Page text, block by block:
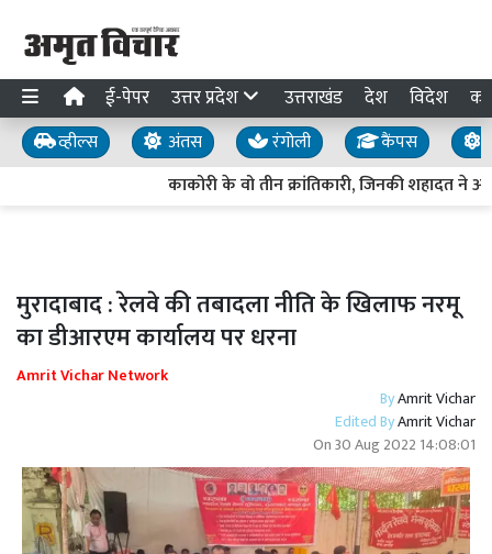
ई-पेपर उत्तर प्रदेश उत्तराखंड देश विदेश
व्हील्स अंतस रंगोली कैंपस
काकोरी के वो तीन क्रांतिकारी, जिनकी शहादत ने
मुरादाबाद : रेलवे की तबादला नीति के खिलाफ नरमू
का डीआरएम कार्यालय पर धरना
Amrit Vichar Network
ByAmrit Vichar
Edited ByAmrit Vichar
On30 Aug 2022 14:08:01